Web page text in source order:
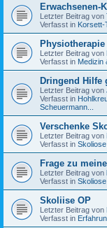
Erwachsenen-
Letzter Beitrag von
Verfasst in Korsett-
Physiotherapie
Letzter Beitrag von
Verfasst in Medizin
Dringend Hilfe
Letzter Beitrag von
Verfasst in
Scheuermann...
Verschenke
Letzter Beitrag von
Verfasst in
Frage zu
Letzter Beitrag von
Verfasst in
Skoliise OP
Letzter Beitrag von
Verfasst in